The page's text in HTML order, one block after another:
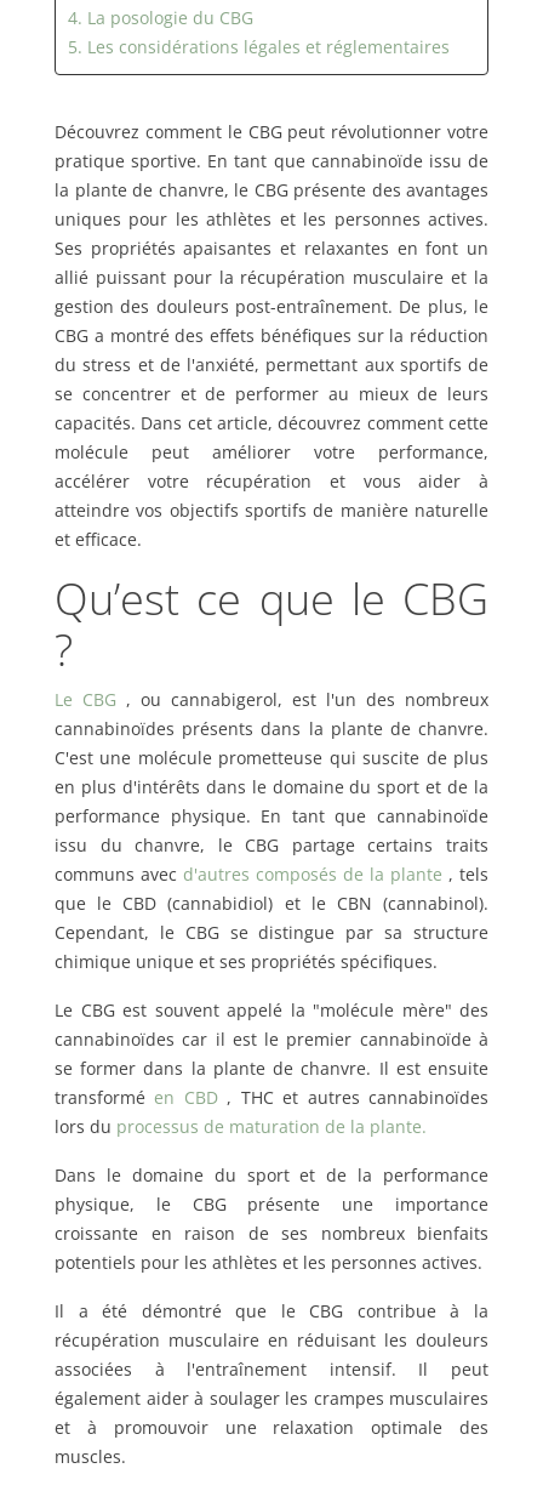
4. La posologie du CBG
5. Les considérations légales et réglementaires
Découvrez comment le CBG peut révolutionner votre
pratique sportive. En tant que cannabinoïde issu de
la plante de chanvre, le CBG présente des avantages
uniques pour les athlètes et les personnes actives.
Ses propriétés apaisantes et relaxantes en font un
allié puissant pour la récupération musculaire et la
gestion des douleurs post-entraînement. De plus, le
CBG a montré des effets bénéfiques sur la réduction
du stress et de l'anxiété, permettant aux sportifs de
se concentrer et de performer au mieux de leurs
capacités. Dans cet article, découvrez comment cette
molécule peut améliorer votre performance,
accélérer votre récupération et vous aider à
atteindre vos objectifs sportifs de manière naturelle
et efficace.
Qu’est ce que le CBG
?
Le CBG , ou cannabigerol, est l'un des nombreux
cannabinoïdes présents dans la plante de chanvre.
C'est une molécule prometteuse qui suscite de plus
en plus d'intérêts dans le domaine du sport et de la
performance physique. En tant que cannabinoïde
issu du chanvre, le CBG partage certains traits
communs avec d'autres composés de la plante , tels
que le CBD (cannabidiol) et le CBN (cannabinol).
Cependant, le CBG se distingue par sa structure
chimique unique et ses propriétés spécifiques.
Le CBG est souvent appelé la "molécule mère" des
cannabinoïdes car il est le premier cannabinoïde à
se former dans la plante de chanvre. Il est ensuite
transformé en CBD , THC et autres cannabinoïdes
lors du processus de maturation de la plante.
Dans le domaine du sport et de la performance
physique, le CBG présente une importance
croissante en raison de ses nombreux bienfaits
potentiels pour les athlètes et les personnes actives.
Il a été démontré que le CBG contribue à la
récupération musculaire en réduisant les douleurs
associées à l'entraînement intensif. Il peut
également aider à soulager les crampes musculaires
et à promouvoir une relaxation optimale des
muscles.